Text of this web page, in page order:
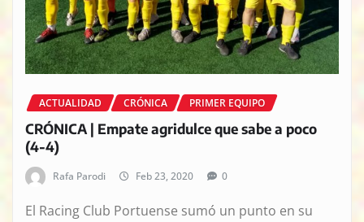
ACTUALIDAD CRÓNICA PRIMER EQUIPO
CRÓNICA | Empate agridulce que sabe a poco
(4-4)
Rafa Parodi Feb 23, 2020 0
El Racing Club Portuense sumó un punto en su